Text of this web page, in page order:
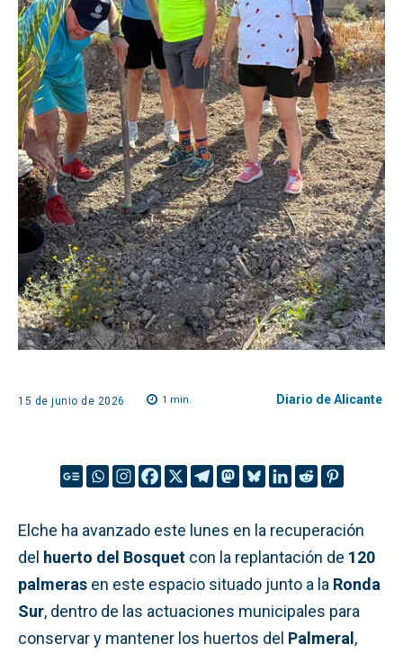
15 de junio de 2026 1 min. Diario de Alicante
Elche ha avanzado este lunes en la recuperación
del huerto del Bosquet con la replantación de 120
palmeras en este espacio situado junto a la Ronda
Sur, dentro de las actuaciones municipales para
conservar y mantener los huertos del Palmeral,